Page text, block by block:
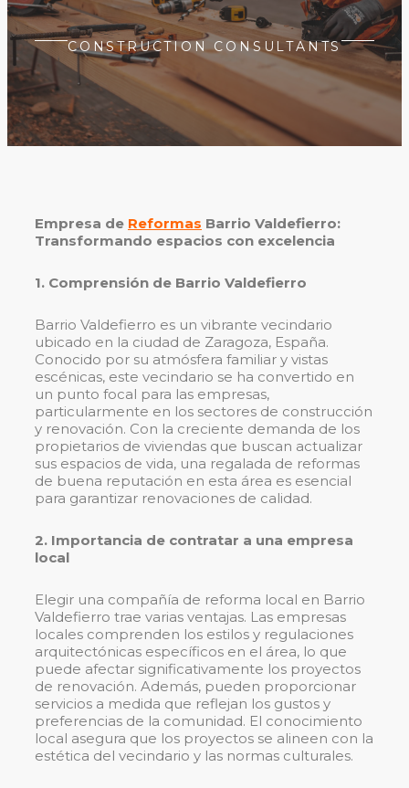
CONSTRUCTION CONSULTANTS
Empresa de Reformas Barrio Valdefierro:
Transformando espacios con excelencia
1. Comprensión de Barrio Valdefierro
Barrio Valdefierro es un vibrante vecindario
ubicado en la ciudad de Zaragoza, España.
Conocido por su atmósfera familiar y vistas
escénicas, este vecindario se ha convertido en
un punto focal para las empresas,
particularmente en los sectores de construcción
y renovación. Con la creciente demanda de los
propietarios de viviendas que buscan actualizar
sus espacios de vida, una regalada de reformas
de buena reputación en esta área es esencial
para garantizar renovaciones de calidad.
2. Importancia de contratar a una empresa
local
Elegir una compañía de reforma local en Barrio
Valdefierro trae varias ventajas. Las empresas
locales comprenden los estilos y regulaciones
arquitectónicas específicos en el área, lo que
puede afectar significativamente los proyectos
de renovación. Además, pueden proporcionar
servicios a medida que reflejan los gustos y
preferencias de la comunidad. El conocimiento
local asegura que los proyectos se alineen con la
estética del vecindario y las normas culturales.